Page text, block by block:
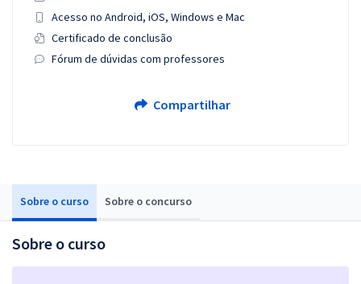
Sobre o curso Sobre o concurso
Sobre o curso
Acesso no Android, iOS, Windows e Mac
Certificado de conclusão
Fórum de dúvidas com professores
Compartilhar